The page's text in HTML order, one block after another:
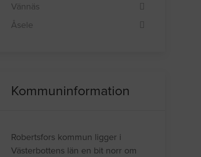
Vännäs
Åsele
Kommuninformation
Robertsfors kommun ligger i
Västerbottens län en bit norr om